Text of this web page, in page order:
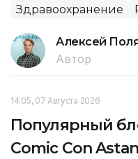
Здравоохранение
Алексей
Автор
14:05, 07 Августа 2026
Популярный
Comic Con